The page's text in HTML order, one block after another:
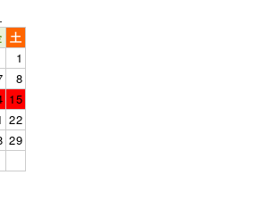
土
1
8
15
22
29